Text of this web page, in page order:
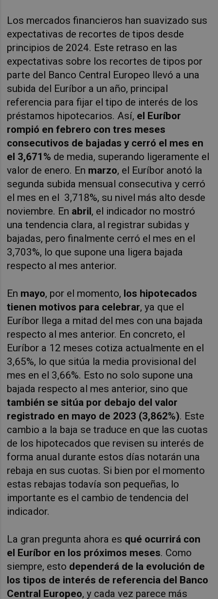
Los mercados financieros han suavizado sus
expectativas de recortes de tipos desde
principios de 2024. Este retraso en las
expectativas sobre los recortes de tipos por
parte del Banco Central Europeo llevó a una
subida del Euríbor a un año, principal
referencia para fijar el tipo de interés de los
préstamos hipotecarios. Así, el Euríbor
rompió en febrero con tres meses
consecutivos de bajadas y cerró el mes en
el 3,671% de media, superando ligeramente el
valor de enero. En marzo, el Euríbor anotó la
segunda subida mensual consecutiva y cerró
el mes en el 3,718%, su nivel más alto desde
noviembre. En abril, el indicador no mostró
una tendencia clara, al registrar subidas y
bajadas, pero finalmente cerró el mes en el
3,703%, lo que supone una ligera bajada
respecto al mes anterior.
En mayo, por el momento, los hipotecados
tienen motivos para celebrar, ya que el
Euríbor llega a mitad del mes con una bajada
respecto al mes anterior. En concreto, el
Euríbor a 12 meses cotiza actualmente en el
3,65%, lo que sitúa la media provisional del
mes en el 3,66%. Esto no solo supone una
bajada respecto al mes anterior, sino que
también se sitúa por debajo del valor
registrado en mayo de 2023 (3,862%). Este
cambio a la baja se traduce en que las cuotas
de los hipotecados que revisen su interés de
forma anual durante estos días notarán una
rebaja en sus cuotas. Si bien por el momento
estas rebajas todavía son pequeñas, lo
importante es el cambio de tendencia del
indicador.
La gran pregunta ahora es qué ocurrirá con
el Euríbor en los próximos meses. Como
siempre, esto dependerá de la evolución de
los tipos de interés de referencia del Banco
Central Europeo, y cada vez parece más